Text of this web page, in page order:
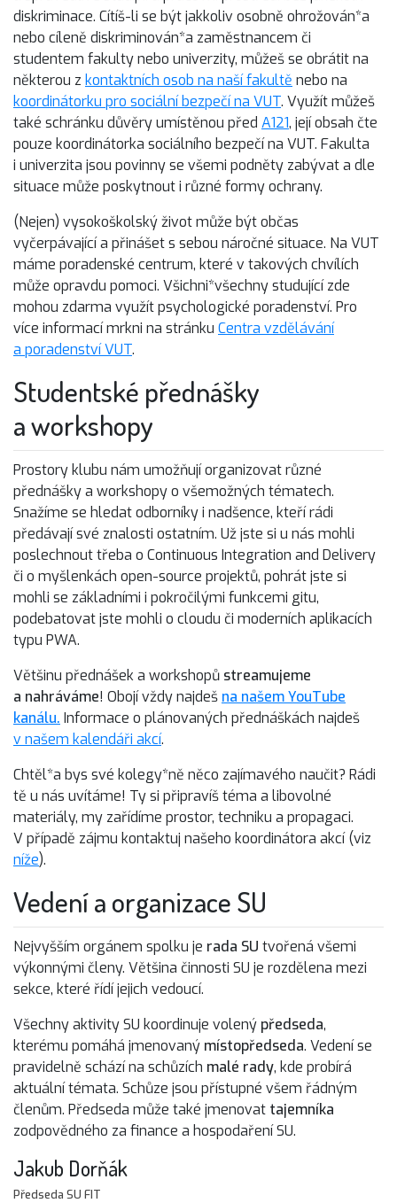
diskriminace. Cítíš-li se být jakkoliv osobně ohrožován*a
nebo cíleně diskriminován*a zaměstnancem či
studentem fakulty nebo univerzity, můžeš se obrátit na
některou z kontaktních osob na naší fakultě nebo na
koordinátorku pro sociální bezpečí na VUT. Využít můžeš
také schránku důvěry umístěnou před A121, její obsah čte
pouze koordinátorka sociálního bezpečí na VUT. Fakulta
i univerzita jsou povinny se všemi podněty zabývat a dle
situace může poskytnout i různé formy ochrany.
(Nejen) vysokoškolský život může být občas
vyčerpávající a přinášet s sebou náročné situace. Na VUT
máme poradenské centrum, které v takových chvílích
může opravdu pomoci. Všichni*všechny studující zde
mohou zdarma využít psychologické poradenství. Pro
více informací mrkni na stránku Centra vzdělávání
a poradenství VUT.
Studentské přednášky
a workshopy
Prostory klubu nám umožňují organizovat různé
přednášky a workshopy o všemožných tématech.
Snažíme se hledat odborníky i nadšence, kteří rádi
předávají své znalosti ostatním. Už jste si u nás mohli
poslechnout třeba o Continuous Integration and Delivery
či o myšlenkách open-source projektů, pohrát jste si
mohli se základními i pokročilými funkcemi gitu,
podebatovat jste mohli o cloudu či moderních aplikacích
typu PWA.
Většinu přednášek a workshopů streamujeme
a nahráváme! Obojí vždy najdeš na našem YouTube
kanálu. Informace o plánovaných přednáškách najdeš
v našem kalendáři akcí.
Chtěl*a bys své kolegy*ně něco zajímavého naučit? Rádi
tě u nás uvítáme! Ty si připravíš téma a libovolné
materiály, my zařídíme prostor, techniku a propagaci.
V případě zájmu kontaktuj našeho koordinátora akcí (viz
níže).
Vedení a organizace SU
Nejvyšším orgánem spolku je rada SU tvořená všemi
výkonnými členy. Většina činnosti SU je rozdělena mezi
sekce, které řídí jejich vedoucí.
Všechny aktivity SU koordinuje volený předseda,
kterému pomáhá jmenovaný místopředseda. Vedení se
pravidelně schází na schůzích malé rady, kde probírá
aktuální témata. Schůze jsou přístupné všem řádným
členům. Předseda může také jmenovat tajemníka
zodpovědného za finance a hospodaření SU.
Jakub Dorňák
Předseda SU FIT